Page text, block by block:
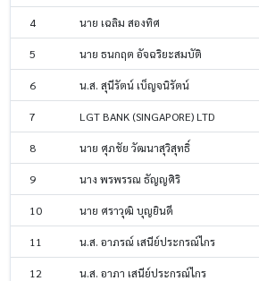
4 นาย เฉลิม สองทิศ
5 นาย ธนกฤต อัจฉริยะสมบัติ
6 น.ส. สุนีรัตน์ เบ็ญจนิรัตน์
7 LGT BANK (SINGAPORE) LTD
8 นาย ศุภชัย วัฒนาสุวิสุทธิ์
9 นาง พรพรรณ ธัญญศิริ
10 นาย ศราวุฒิ บุญยินดี
11 น.ส. อาภรณ์ เสนีย์ประกรณ์ไกร
12 น.ส. อาภา เสนีย์ประกรณ์ไกร